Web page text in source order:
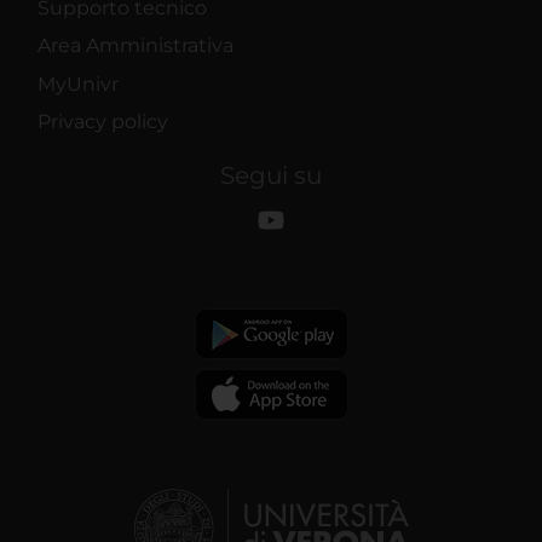
Supporto tecnico
Area Amministrativa
MyUnivr
Privacy policy
Segui su